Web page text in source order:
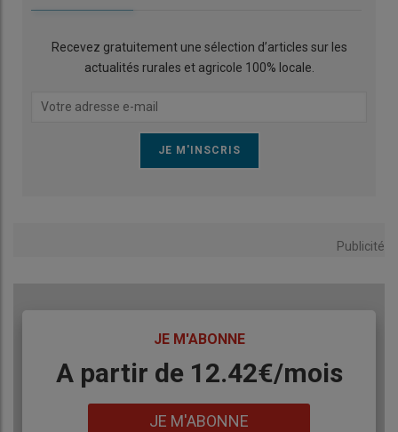
Recevez gratuitement une sélection d’articles sur les
actualités rurales et agricole 100% locale.
Publicité
JE M'ABONNE
Body
A partir de 12.42€/mois
JE M'ABONNE